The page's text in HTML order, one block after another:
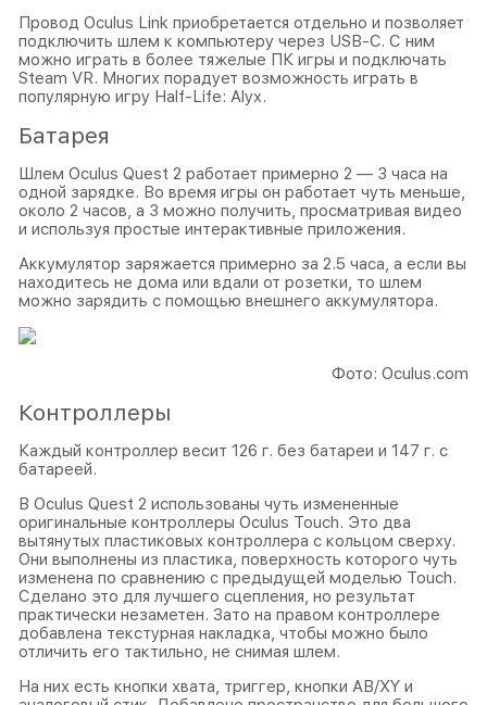
Провод Oculus Link приобретается отдельно и позволяет
подключить шлем к компьютеру через USB-С. С ним
можно играть в более тяжелые ПК игры и подключать
Steam VR. Многих порадует возможность играть в
популярную игру Half-Life: Alyx.
Батарея
Шлем Oculus Quest 2 работает примерно 2 — 3 часа на
одной зарядке. Во время игры он работает чуть меньше,
около 2 часов, а 3 можно получить, просматривая видео
и используя простые интерактивные приложения.
Аккумулятор заряжается примерно за 2.5 часа, а если вы
находитесь не дома или вдали от розетки, то шлем
можно зарядить с помощью внешнего аккумулятора.
Фото: Oculus.com
Контроллеры
Каждый контроллер весит 126 г. без батареи и 147 г. с
батареей.
В Oculus Quest 2 использованы чуть измененные
оригинальные контроллеры Oculus Touch. Это два
вытянутых пластиковых контроллера с кольцом сверху.
Они выполнены из пластика, поверхность которого чуть
изменена по сравнению с предыдущей моделью Touch.
Сделано это для лучшего сцепления, но результат
практически незаметен. Зато на правом контроллере
добавлена текстурная накладка, чтобы можно было
отличить его тактильно, не снимая шлем.
На них есть кнопки хвата, триггер, кнопки AB/XY и